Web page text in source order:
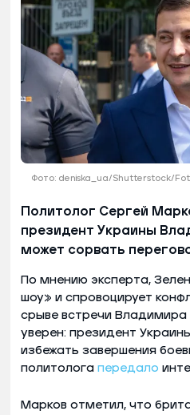
Фото: deniska_ua/Shutterstock/
Политолог Сергей
президент Украины
может сорвать
По мнению эксперта,
шоу» и спровоцирует
срыве встречи Владимира
уверен: президент
избежать завершения
политолога передало
Марков отметил, что